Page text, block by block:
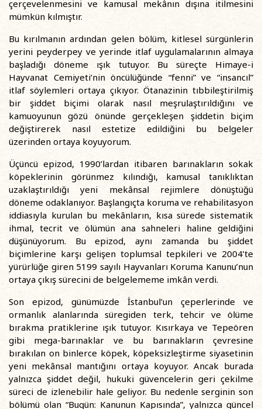
çerçevelenmesini ve kamusal mekânın dışına itilmesini
mümkün kılmıştır.
Bu kırılmanın ardından gelen bölüm, kitlesel sürgünlerin
yerini peyderpey ve yerinde itlaf uygulamalarının almaya
başladığı döneme ışık tutuyor. Bu süreçte Himaye-i
Hayvanat Cemiyeti’nin öncülüğünde “fenni” ve “insancıl”
itlaf söylemleri ortaya çıkıyor. Ötanazinin tıbbileştirilmiş
bir şiddet biçimi olarak nasıl meşrulaştırıldığını ve
kamuoyunun gözü önünde gerçekleşen şiddetin biçim
değiştirerek nasıl estetize edildiğini bu belgeler
üzerinden ortaya koyuyorum.
Üçüncü epizod, 1990’lardan itibaren barınakların sokak
köpeklerinin görünmez kılındığı, kamusal tanıklıktan
uzaklaştırıldığı yeni mekânsal rejimlere dönüştüğü
döneme odaklanıyor. Başlangıçta koruma ve rehabilitasyon
iddiasıyla kurulan bu mekânların, kısa sürede sistematik
ihmal, tecrit ve ölümün ana sahneleri haline geldiğini
düşünüyorum. Bu epizod, aynı zamanda bu şiddet
biçimlerine karşı gelişen toplumsal tepkileri ve 2004’te
yürürlüğe giren 5199 sayılı Hayvanları Koruma Kanunu’nun
ortaya çıkış sürecini de belgelememe imkân verdi.
Son epizod, günümüzde İstanbul’un çeperlerinde ve
ormanlık alanlarında süregiden terk, tehcir ve ölüme
bırakma pratiklerine ışık tutuyor. Kısırkaya ve Tepeören
gibi mega-barınaklar ve bu barınakların çevresine
bırakılan on binlerce köpek, köpeksizleştirme siyasetinin
yeni mekânsal mantığını ortaya koyuyor. Ancak burada
yalnızca şiddet değil, hukuki güvencelerin geri çekilme
süreci de izlenebilir hale geliyor. Bu nedenle serginin son
bölümü olan “Bugün: Kanunun Kapısında”, yalnızca güncel